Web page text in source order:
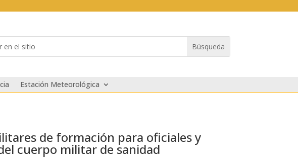
Estación Meteorológica
de formación para oficiales y
cuerpo militar de sanidad